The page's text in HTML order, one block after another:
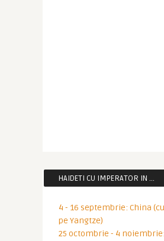
HAIDETI CU IMPERATOR IN …
4 - 16 septembrie: China
pe Yangtze)
25 octombrie - 4